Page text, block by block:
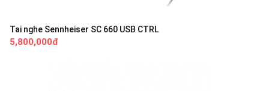
Tai nghe Sennheiser SC 660 USB CTRL
5,800,000đ